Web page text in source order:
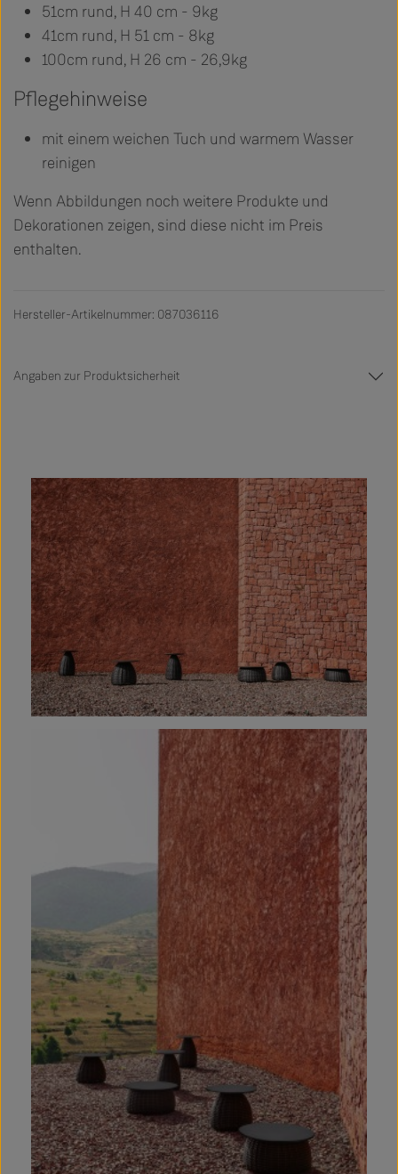
51cm rund, H 40 cm - 9kg
41cm rund, H 51 cm - 8kg
100cm rund, H 26 cm - 26,9kg
Pflegehinweise
mit einem weichen Tuch und warmem Wasser
reinigen
Wenn Abbildungen noch weitere Produkte und
Dekorationen zeigen, sind diese nicht im Preis
enthalten.
Hersteller-Artikelnummer: 087036116
Angaben zur Produktsicherheit